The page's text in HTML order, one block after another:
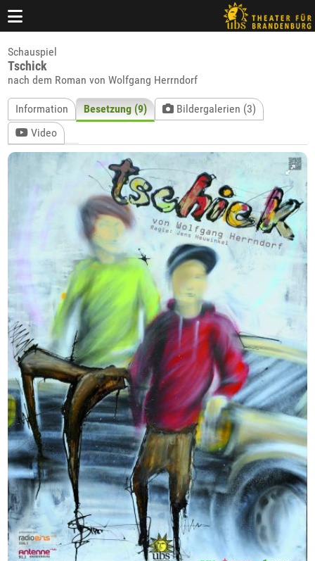
Schauspiel
Tschick
nach dem Roman von Wolfgang Herrndorf
Information Besetzung (9)
Bildergalerien (3)
Video